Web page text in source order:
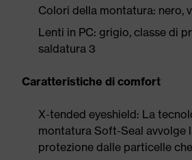
Colori della montatura: nero,
Lenti in PC: grigio, classe di
saldatura 3
Caratteristiche di comfort
X-tended eyeshield: La
montatura Soft-Seal avvolge
protezione dalle particelle